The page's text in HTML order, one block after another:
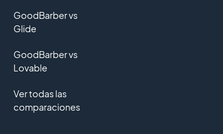
GoodBarber vs
Glide
GoodBarber vs
Lovable
Ver todas las
comparaciones